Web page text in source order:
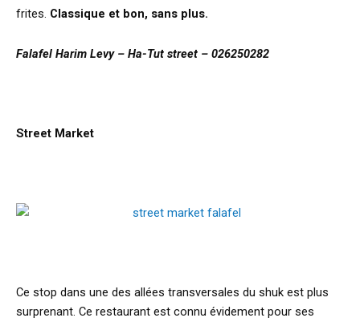
frites. Classique et bon, sans plus.
Falafel Harim Levy – Ha-Tut street – 026250282
Street Market
Ce stop dans une des allées transversales du shuk est plus
surprenant. Ce restaurant est connu évidement pour ses